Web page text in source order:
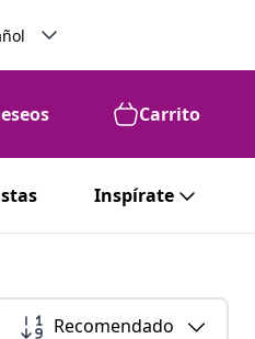
Carrito
Inspírate
Recomendado